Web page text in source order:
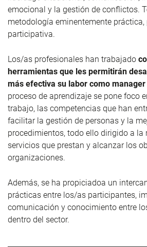
emocional y la gestión de conflictos.
metodología eminentemente
participativa.
Los/as profesionales han trabajado
herramientas que les permitirán
más efectiva su labor como
proceso de aprendizaje se pone foco
trabajo, las competencias que han
facilitar la gestión de personas y la
procedimientos, todo ello dirigido a la
servicios que prestan y alcanzar los
organizaciones.
Además, se ha propiciadoa un
prácticas entre los/as participantes,
comunicación y conocimiento entre
dentro del sector.